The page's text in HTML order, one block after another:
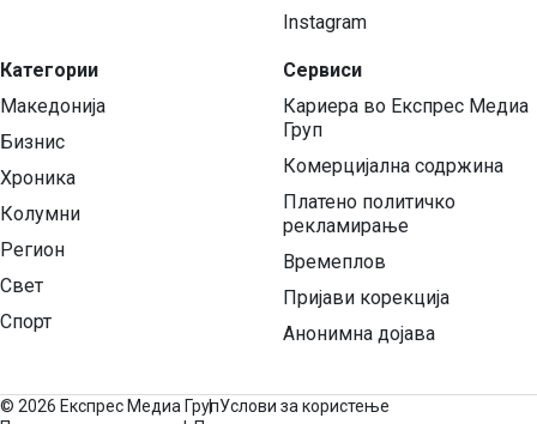
Категории
Македонија
Бизнис
Хроника
Колумни
Регион
Свет
Спорт
Instagram
Сервиси
Кариера во Експрес Медиа
Груп
Комерцијална содржина
Платено политичко
рекламирање
Времеплов
Пријави корекција
Анонимна дојава
© 2026 Експрес Медиа ГрупУслови за користење